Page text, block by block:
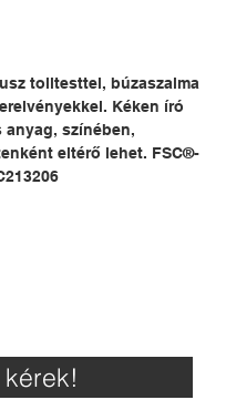
tolltesttel, búzaszalma
Kéken író
anyag, színében,
eltérő lehet. FSC®-